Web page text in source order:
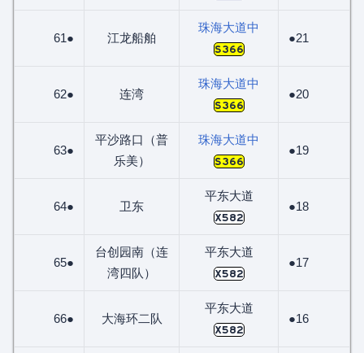
61● 江龙船舶
珠海大道中
S366
●21
62● 连湾
珠海大道中
S366
●20
63●
平沙路口（普
乐美）
珠海大道中
S366
●19
64● 卫东
平东大道
X582
●18
65●
台创园南（连
湾四队）
平东大道
X582
●17
66● 大海环二队
平东大道
X582
●16